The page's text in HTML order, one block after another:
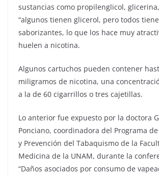
sustancias como propilenglicol,
“algunos tienen glicerol, pero todos
saborizantes, lo que los hace muy
huelen a nicotina.
Algunos cartuchos pueden contener
miligramos de nicotina, una
a la de 60 cigarrillos o tres cajetillas.
Lo anterior fue expuesto por la doctora
Ponciano, coordinadora del Programa
y Prevención del Tabaquismo de la
Medicina de la UNAM, durante la
“Daños asociados por consumo de